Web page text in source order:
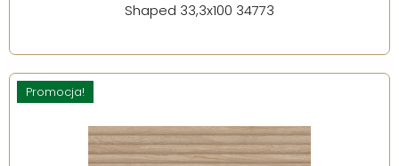
Shaped 33,3x100 34773
Promocja!